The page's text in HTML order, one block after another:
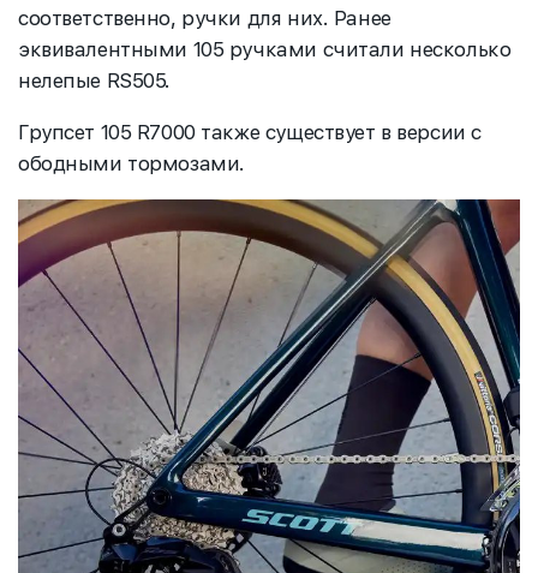
соответственно, ручки для них. Ранее
эквивалентными 105 ручками считали несколько
нелепые RS505.
Групсет 105 R7000 также существует в версии с
ободными тормозами.